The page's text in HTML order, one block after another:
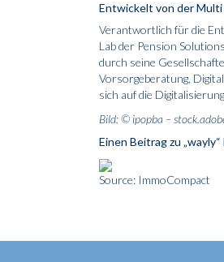
Entwickelt von der Multi
Verantwortlich für die
Lab der Pension
durch seine
Vorsorgeberatung,
sich auf die
Bild: © ipopba –
Einen Beitrag zu
Source: ImmoCompact